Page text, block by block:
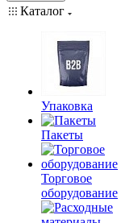
Каталог
Упаковка
Пакеты
Торговое
оборудование